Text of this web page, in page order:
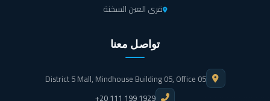
يشعر القاطنين في كمبوند Isola الراحة والسلام عندما يعرفون
أنه مجهز بأنظمة إطفاء موثوق مما يساهم في تقليل الحوادث
والإصابات الجسدية.
قرى العين السخنة
تواصل معنا
District 5 Mall, Mindhouse Building 05, Office 05
+20 111 199 1929